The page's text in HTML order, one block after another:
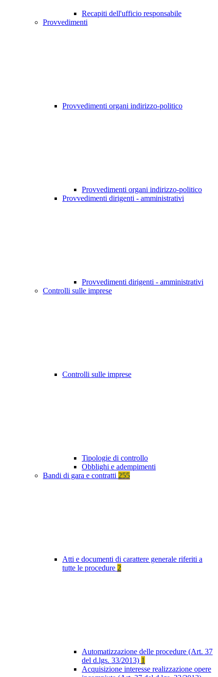
Recapiti dell'ufficio responsabile
Provvedimenti
Provvedimenti organi indirizzo-politico
Provvedimenti organi indirizzo-politico
Provvedimenti dirigenti - amministrativi
Provvedimenti dirigenti - amministrativi
Controlli sulle imprese
Controlli sulle imprese
Tipologie di controllo
Obblighi e adempimenti
Bandi di gara e contratti 255
Atti e documenti di carattere generale riferiti a
tutte le procedure 2
Automatizzazione delle procedure (Art. 37
del d.lgs. 33/2013) 1
Acquisizione interesse realizzazione opere